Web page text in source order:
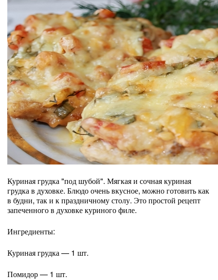
Куриная грудка "под шубой". Мягкая и сочная куриная
грудка в духовке. Блюдо очень вкусное, можно готовить как
в будни, так и к праздничному столу. Это простой рецепт
запеченного в духовке куриного филе.
Ингредиенты:
Куриная грудка — 1 шт.
Помидор — 1 шт.